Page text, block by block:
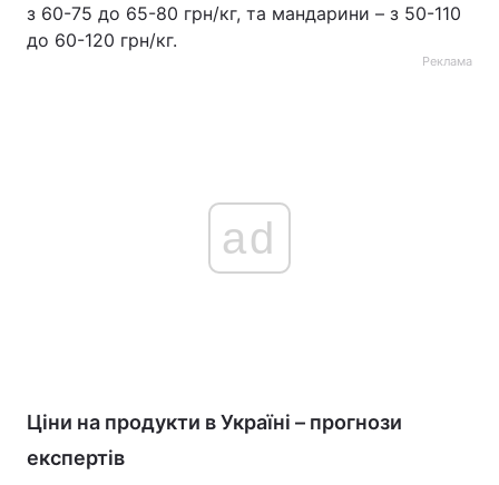
з 60-75 до 65-80 грн/кг, та мандарини – з 50-110
до 60-120 грн/кг.
Реклама
ad
Ціни на продукти в Україні – прогнози
експертів